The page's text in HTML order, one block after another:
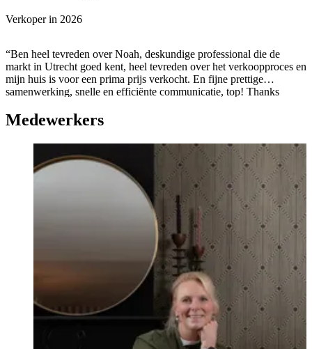
Verkoper in 2026
“Ben heel tevreden over Noah, deskundige professional die de
markt in Utrecht goed kent, heel tevreden over het verkoopproces en
mijn huis is voor een prima prijs verkocht. En fijne prettige
samenwerking, snelle en efficiënte communicatie, top! Thanks
Medewerkers